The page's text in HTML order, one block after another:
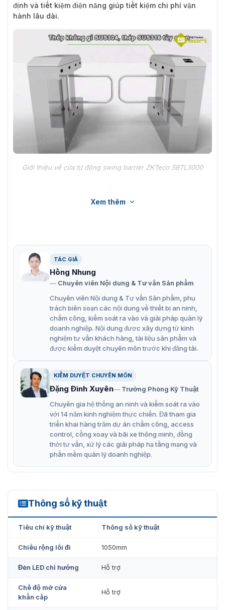
định và tiết kiệm điện năng giúp tiết kiệm chi phí vận
hành lâu dài.
Giới thiệu về cửa tự động swing barrier ZKTeco SBTL3000
(thẻ/vân tay). Cụ thể hơn, gồm:
Kiểm soát truy cập: Chỉ cho phép người dùng hợp lệ
(có thẻ/vân tay được cấp phép) đi qua.
Tự động mở/đóng: Mở tự động khi có xác thực hợp lệ,
tự động đóng khi không có người đi qua.
An toàn: Khóa lại khi không có xác thực hợp lệ hoặc
sự cố nguồn điện.
Chỉ dẫn: Sử dụng đèn LED để hướng dẫn người dùng
An toàn tối ưu: cảm biến hồng ngoại để phát hiện vật
cản, tránh va chạm trong quá trình vận hành.
Tính năng chống xâm nhập trái phép và cảnh báo
khi có truy cập không hợp lệ.
Tốc độ đóng/mở nhanh, đảm bảo lưu thông hiệu quả,
ngay cả trong giờ cao điểm.
Hoạt động ổn định trong môi trường khắc nghiệt với
⇒ Xem thêm: Swing barrier SBTL3200
Thiết kế cổng swing SBTL3000 an toàn
khi sử dụng
Đây là dòng swing barrier gate
nhiều công nghệ hiện đại được tích hợp. Nổi bật công
nghệ cảm biến hồng ngoại để phát hiện vật cản, tránh
Xem thêm
TÁC GIẢ
Hồng Nhung
Chuyên viên Nội dung & Tư vấn Sản phẩm
Chuyên viên Nội dung & Tư vấn Sản phẩm, phụ
trách biên soạn các nội dung về thiết bị an ninh,
chấm công, kiểm soát ra vào và giải pháp quản lý
doanh nghiệp. Nội dung được xây dựng từ kinh
nghiệm tư vấn khách hàng, tài liệu sản phẩm và
được kiểm duyệt chuyên môn trước khi đăng tải.
KIỂM DUYỆT CHUYÊN MÔN
Đặng Đình Xuyên
Trưởng Phòng Kỹ Thuật
Chuyên gia hệ thống an ninh và kiểm soát ra vào
với 14 năm kinh nghiệm thực chiến. Đã tham gia
triển khai hàng trăm dự án chấm công, access
control, cổng xoay và bãi xe thông minh, đồng
thời tư vấn, xử lý các giải pháp hạ tầng mạng và
phần mềm quản lý doanh nghiệp.
Thông số kỹ thuật
SBTL3000
Tiêu chí kỹ thuật Thông số kỹ thuật
Chiều rộng lối đi 1050mm
Đèn LED chỉ hướng Hỗ trợ
Chế độ mở cửa
khẩn cấp
Hỗ trợ